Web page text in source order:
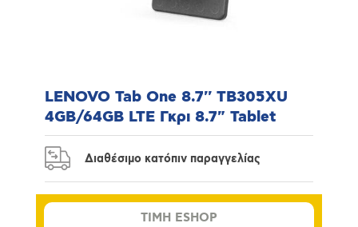
LENOVO Tab One 8.7'' TB305XU
4GB/64GB LTE Γκρι 8.7" Tablet
Διαθέσιμο κατόπιν παραγγελίας
TIMH ESHOP